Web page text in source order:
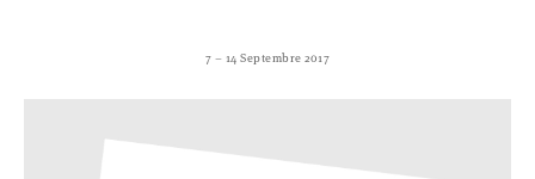
7 – 14 Septembre 2017